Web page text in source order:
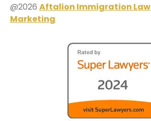
@2026 Aftalion Immigration Law
Marketing